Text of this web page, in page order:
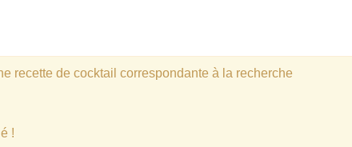
recette de cocktail correspondante à la recherche
!